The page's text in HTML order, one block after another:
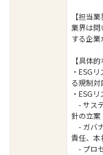
【担当業
業界は問
する企業
【具体
・ESG
る規制対
・ESG
- サス
針の立案
- ガバ
責任、本
- プロ